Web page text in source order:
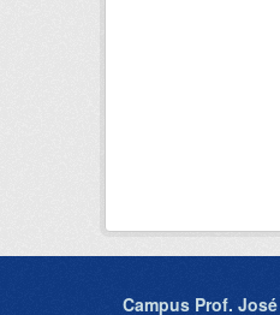
Campus Prof.